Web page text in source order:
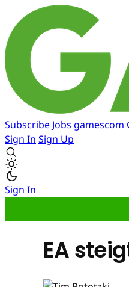
Subscribe Jobs gamescom
Sign In Sign Up
Sign In
EA